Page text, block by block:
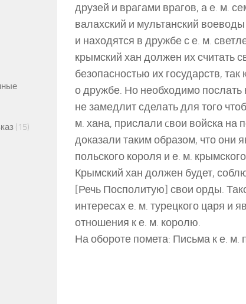
друзей и врагами врагов, а е. м.
валахский и мультанский
и находятся в дружбе с е. м.
крымский хан должен их считать
безопасностью их государств,
о дружбе. Но необходимо послать
не замедлит сделать для того
м. хана, прислали cвои войска
доказали таким образом, что они
польского короля и е. м.
Крымский хан должен будет,
[Речь Посполитую] свои орды.
интересах е. м. турецкого царя и
отношения к е. м. королю.
На обороте помета: Письма к е.
(15)